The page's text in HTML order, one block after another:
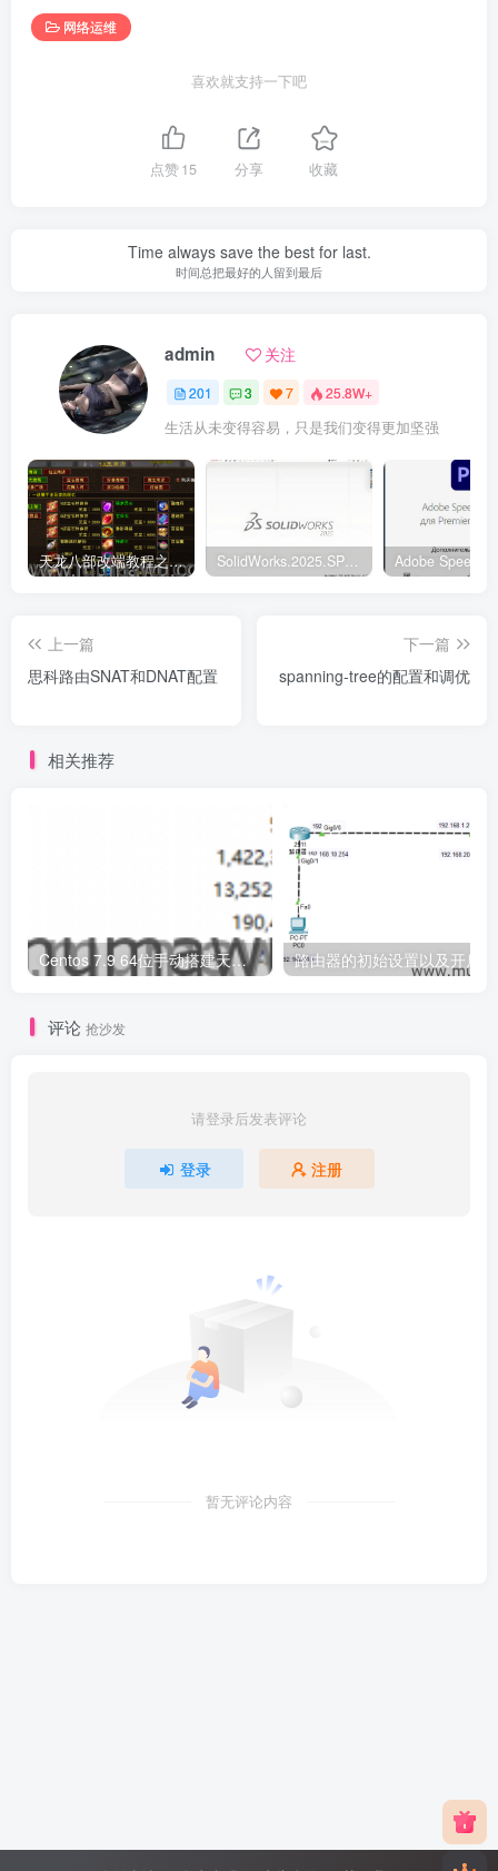
网络运维
喜欢就支持一下吧
点赞15 分享 收藏
Time always save the best for last.
时间总把最好的人留到最后
admin 关注
201 3 7 25.8W+
生活从未变得容易，只是我们变得更加坚强
天龙八部改端教程之元宝商店修改 SolidWorks.2025.SP5.0中文破解版
上一篇
思科路由SNAT和DNAT配置
下一篇
spanning-tree的配置和调优
相关推荐
Centos 7.9 64位手动搭建天龙八部运行环境
评论 抢沙发
请登录后发表评论
登录 注册
暂无评论内容